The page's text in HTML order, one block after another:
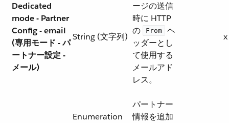
Dedicated
mode - Partner
Config - email
(専用モード - パ
ートナー設定 -
メール)
String (文字列)
ージの送信
時に HTTP
の ​
From
​ ヘ
ッダーとし
て使用する
メールアド
レス。
x
Enumeration
パートナー
情報を追加